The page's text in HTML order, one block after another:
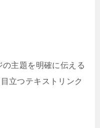
主題を明確に伝える
立つテキストリンク